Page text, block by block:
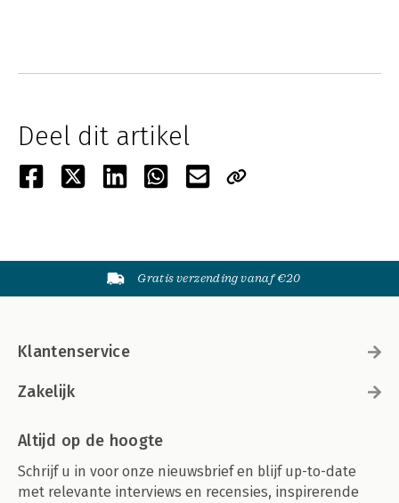
Deel dit artikel
Gratis verzending vanaf €20
Klantenservice
Zakelijk
Altijd op de hoogte
Schrijf u in voor onze nieuwsbrief en blijf up-to-date
met relevante interviews en recensies, inspirerende